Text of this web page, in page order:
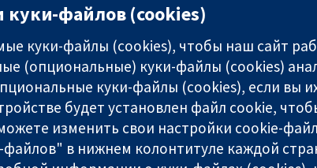
11-13 Cavendish Square
W1G 0AN
United Kingdom
куки-файлов (cookies)
куки-файлы (cookies), чтобы наш сайт
(опциональные) куки-файлы (cookies)
куки-файлы (cookies), если вы
будет установлен файл cookie,
изменить свои настройки cookie-
в нижнем колонтитуле каждой